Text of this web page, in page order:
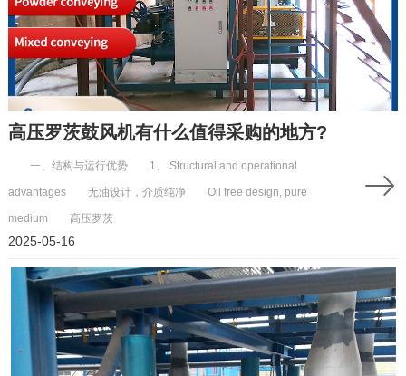
高压罗茨鼓风机有什么值得采购的地方?
一、结构与运行优势 1、 Structural and operational
advantages 无油设计，介质纯净 Oil free design, pure
medium 高压罗茨
2025-05-16